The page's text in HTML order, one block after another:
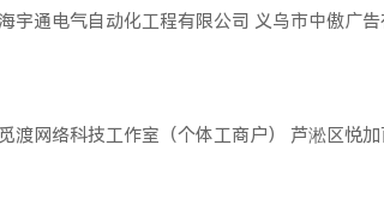
宇通电气自动化工程有限公司 义乌市中傲广告
渡网络科技工作室（个体工商户） 芦淞区悦